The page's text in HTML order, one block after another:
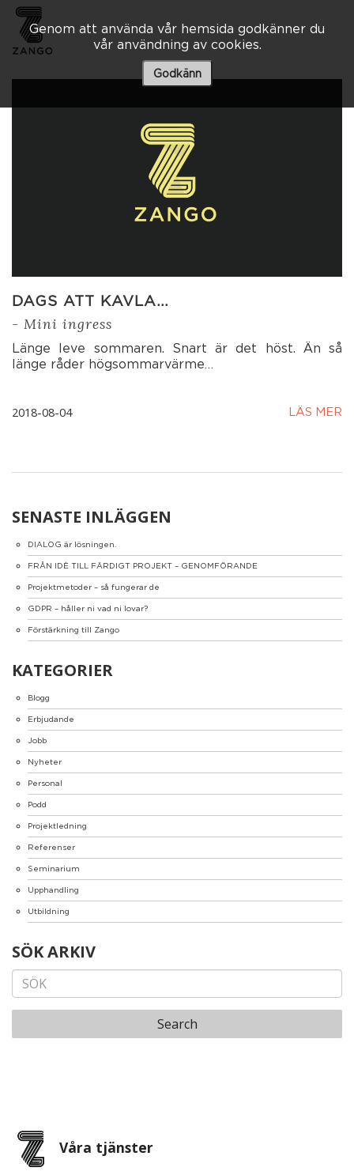
Genom att använda vår hemsida godkänner du
vår användning av cookies.
Godkänn
3 A
– 10 80 00
DAGS ATT KAVLA…
- Mini ingress
Länge leve sommaren. Snart är det höst. Än så
länge råder högsommarvärme…
2018-08-04 LÄS MER
SENASTE INLÄGGEN
DIALOG är lösningen.
FRÅN IDÈ TILL FÄRDIGT PROJEKT – GENOMFÖRANDE
Projektmetoder – så fungerar de
GDPR – håller ni vad ni lovar?
Förstärkning till Zango
KATEGORIER
Blogg
Erbjudande
Jobb
Nyheter
Personal
Podd
Projektledning
Referenser
Seminarium
Upphandling
Utbildning
SÖK ARKIV
Search
Våra tjänster